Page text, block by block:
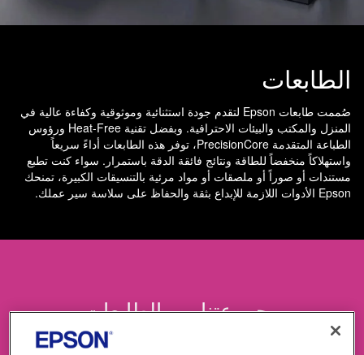
الطابعات
صُممت طابعات Epson لتقدم جودة استثنائية وموثوقية وكفاءة عالية في
المنزل والمكتب والبيئات الاحترافية. وبفضل تقنية Heat-Free ورؤوس
الطباعة المتقدمة PrecisionCore، توفر هذه الطابعات أداءً سريعاً
واستهلاكاً منخفضاً للطاقة ونتائج فائقة الدقة باستمرار. سواء كنت تطبع
مستندات أو صوراً أو ملصقات أو مواد مرئية بالتنسيقات الكبيرة، تمنحك
Epson الأدوات اللازمة للإبداع بثقة والحفاظ على سلاسة سير عملك.
مجموعتنا من الطابعات